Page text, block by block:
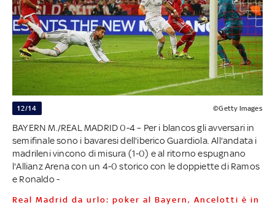
12/14 ©Getty Images
BAYERN M./REAL MADRID 0-4 – Per i blancos gli avversari in
semifinale sono i bavaresi dell'iberico Guardiola. All'andata i
madrileni vincono di misura (1-0) e al ritorno espugnano
l'Allianz Arena con un 4-0 storico con le doppiette di Ramos
e Ronaldo -
Real Madrid da urlo: poker al Bayern, Ancelotti è in